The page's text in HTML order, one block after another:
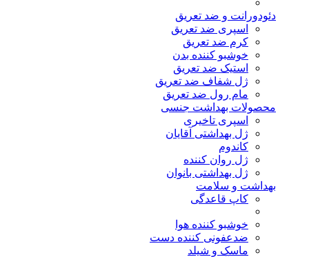
دئودورانت و ضد تعریق
اسپری ضد تعریق
کرم ضد تعریق
خوشبو کننده بدن
استیک ضد تعریق
ژل شفاف ضد تعریق
مام رول ضد تعریق
محصولات بهداشت جنسی
اسپری تاخیری
ژل بهداشتی آقایان
کاندوم
ژل روان کننده
ژل بهداشتی بانوان
بهداشت و سلامت
کاپ قاعدگی
خوشبو کننده هوا
ضدعفونی کننده دست
ماسک و شیلد